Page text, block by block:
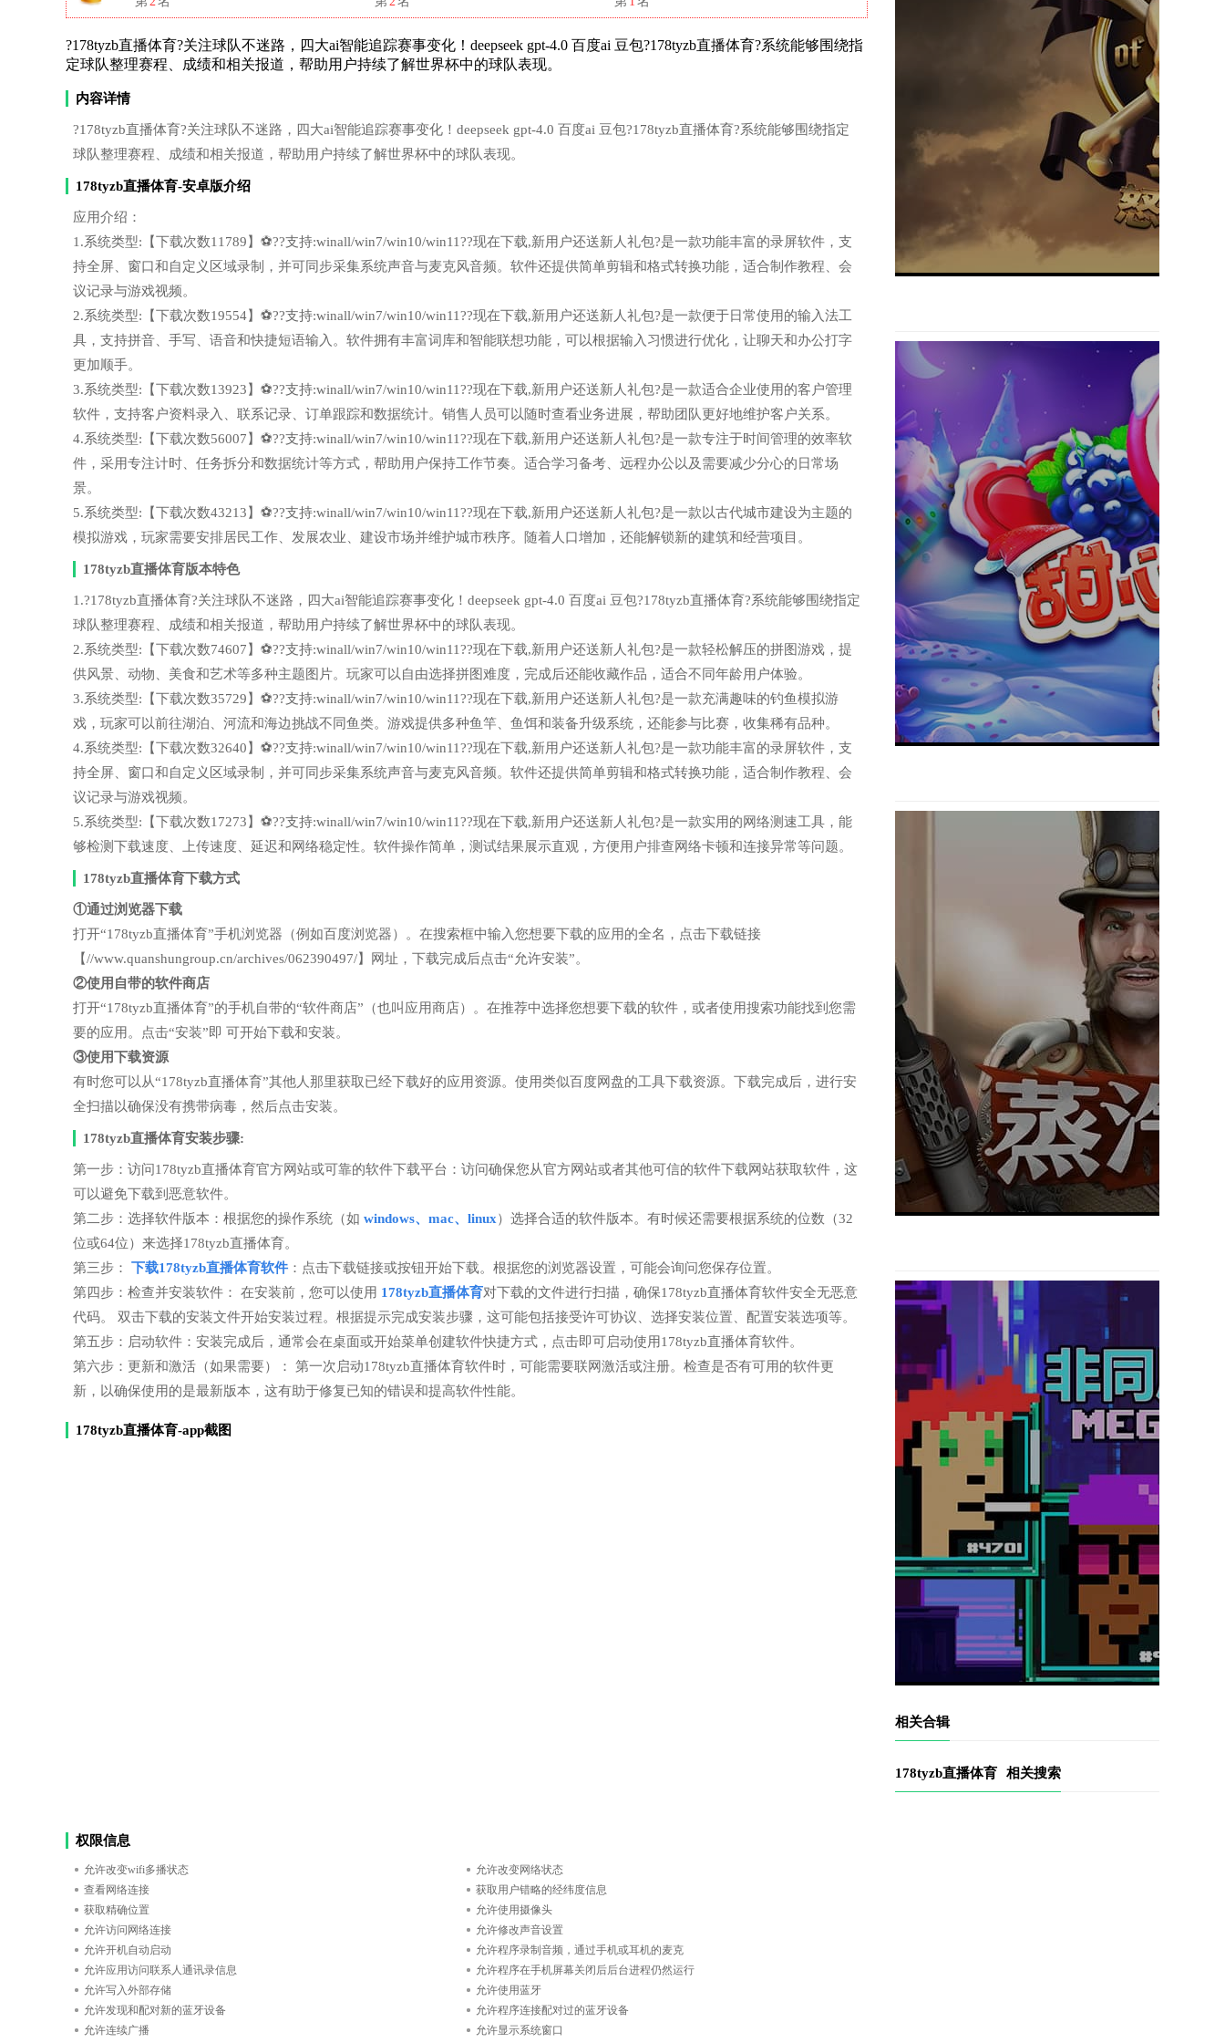
?178tyzb直播体育?关注球队不迷路，四大ai智能追踪赛事变化！deepseek gpt-4.0 百度ai 豆包?178tyzb直播体育?系统能够围绕指
定球队整理赛程、成绩和相关报道，帮助用户持续了解世界杯中的球队表现。
内容详情
?178tyzb直播体育?关注球队不迷路，四大ai智能追踪赛事变化！deepseek gpt-4.0 百度ai 豆包?178tyzb直播体育?系统能够围绕指定
球队整理赛程、成绩和相关报道，帮助用户持续了解世界杯中的球队表现。
178tyzb直播体育-安卓版介绍
应用介绍：
1.系统类型:【下载次数11789】⚽??支持:winall/win7/win10/win11??现在下载,新用户还送新人礼包?是一款功能丰富的录屏软件，支
持全屏、窗口和自定义区域录制，并可同步采集系统声音与麦克风音频。软件还提供简单剪辑和格式转换功能，适合制作教程、会
议记录与游戏视频。
2.系统类型:【下载次数19554】⚽??支持:winall/win7/win10/win11??现在下载,新用户还送新人礼包?是一款便于日常使用的输入法工
具，支持拼音、手写、语音和快捷短语输入。软件拥有丰富词库和智能联想功能，可以根据输入习惯进行优化，让聊天和办公打字
更加顺手。
3.系统类型:【下载次数13923】⚽??支持:winall/win7/win10/win11??现在下载,新用户还送新人礼包?是一款适合企业使用的客户管理
软件，支持客户资料录入、联系记录、订单跟踪和数据统计。销售人员可以随时查看业务进展，帮助团队更好地维护客户关系。
4.系统类型:【下载次数56007】⚽??支持:winall/win7/win10/win11??现在下载,新用户还送新人礼包?是一款专注于时间管理的效率软
件，采用专注计时、任务拆分和数据统计等方式，帮助用户保持工作节奏。适合学习备考、远程办公以及需要减少分心的日常场
景。
5.系统类型:【下载次数43213】⚽??支持:winall/win7/win10/win11??现在下载,新用户还送新人礼包?是一款以古代城市建设为主题的
模拟游戏，玩家需要安排居民工作、发展农业、建设市场并维护城市秩序。随着人口增加，还能解锁新的建筑和经营项目。
178tyzb直播体育版本特色
1.?178tyzb直播体育?关注球队不迷路，四大ai智能追踪赛事变化！deepseek gpt-4.0 百度ai 豆包?178tyzb直播体育?系统能够围绕指定
球队整理赛程、成绩和相关报道，帮助用户持续了解世界杯中的球队表现。
2.系统类型:【下载次数74607】⚽??支持:winall/win7/win10/win11??现在下载,新用户还送新人礼包?是一款轻松解压的拼图游戏，提
供风景、动物、美食和艺术等多种主题图片。玩家可以自由选择拼图难度，完成后还能收藏作品，适合不同年龄用户体验。
3.系统类型:【下载次数35729】⚽??支持:winall/win7/win10/win11??现在下载,新用户还送新人礼包?是一款充满趣味的钓鱼模拟游
戏，玩家可以前往湖泊、河流和海边挑战不同鱼类。游戏提供多种鱼竿、鱼饵和装备升级系统，还能参与比赛，收集稀有品种。
4.系统类型:【下载次数32640】⚽??支持:winall/win7/win10/win11??现在下载,新用户还送新人礼包?是一款功能丰富的录屏软件，支
持全屏、窗口和自定义区域录制，并可同步采集系统声音与麦克风音频。软件还提供简单剪辑和格式转换功能，适合制作教程、会
议记录与游戏视频。
5.系统类型:【下载次数17273】⚽??支持:winall/win7/win10/win11??现在下载,新用户还送新人礼包?是一款实用的网络测速工具，能
够检测下载速度、上传速度、延迟和网络稳定性。软件操作简单，测试结果展示直观，方便用户排查网络卡顿和连接异常等问题。
178tyzb直播体育下载方式
①通过浏览器下载
打开“178tyzb直播体育”手机浏览器（例如百度浏览器）。在搜索框中输入您想要下载的应用的全名，点击下载链接
【//www.quanshungroup.cn/archives/062390497/】网址，下载完成后点击“允许安装”。
②使用自带的软件商店
打开“178tyzb直播体育”的手机自带的“软件商店”（也叫应用商店）。在推荐中选择您想要下载的软件，或者使用搜索功能找到您需
要的应用。点击“安装”即 可开始下载和安装。
③使用下载资源
有时您可以从“178tyzb直播体育”其他人那里获取已经下载好的应用资源。使用类似百度网盘的工具下载资源。下载完成后，进行安
全扫描以确保没有携带病毒，然后点击安装。
178tyzb直播体育安装步骤:
第一步：访问178tyzb直播体育官方网站或可靠的软件下载平台：访问确保您从官方网站或者其他可信的软件下载网站获取软件，这
可以避免下载到恶意软件。
第二步：选择软件版本：根据您的操作系统（如 windows、mac、linux）选择合适的软件版本。有时候还需要根据系统的位数（32
位或64位）来选择178tyzb直播体育。
第三步： 下载178tyzb直播体育软件 ：点击下载链接或按钮开始下载。根据您的浏览器设置，可能会询问您保存位置。
第四步：检查并安装软件： 在安装前，您可以使用 178tyzb直播体育对下载的文件进行扫描，确保178tyzb直播体育软件安全无恶意
代码。 双击下载的安装文件开始安装过程。根据提示完成安装步骤，这可能包括接受许可协议、选择安装位置、配置安装选项等。
第五步：启动软件：安装完成后，通常会在桌面或开始菜单创建软件快捷方式，点击即可启动使用178tyzb直播体育软件。
第六步：更新和激活（如果需要）： 第一次启动178tyzb直播体育软件时，可能需要联网激活或注册。检查是否有可用的软件更
新，以确保使用的是最新版本，这有助于修复已知的错误和提高软件性能。
178tyzb直播体育-app截图
权限信息
允许改变wifi多播状态
允许改变网络状态
查看网络连接
获取用户错略的经纬度信息
获取精确位置
允许使用摄像头
允许访问网络连接
允许修改声音设置
允许开机自动启动
允许程序录制音频，通过手机或耳机的麦克
允许应用访问联系人通讯录信息
允许程序在手机屏幕关闭后后台进程仍然运行
允许写入外部存储
允许使用蓝牙
允许发现和配对新的蓝牙设备
允许程序连接配对过的蓝牙设备
允许连续广播
允许显示系统窗口
相关合辑
178tyzb直播体育 相关搜索